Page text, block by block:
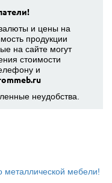
и цены на
продукции
на сайте могут
стоимости
и
неудобства.